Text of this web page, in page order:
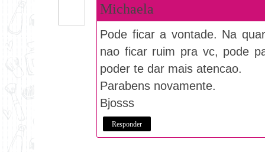
Michaela
Pode ficar a vontade. Na
nao ficar ruim pra vc, pode
poder te dar mais atencao.
Parabens novamente.
Bjosss
Responder